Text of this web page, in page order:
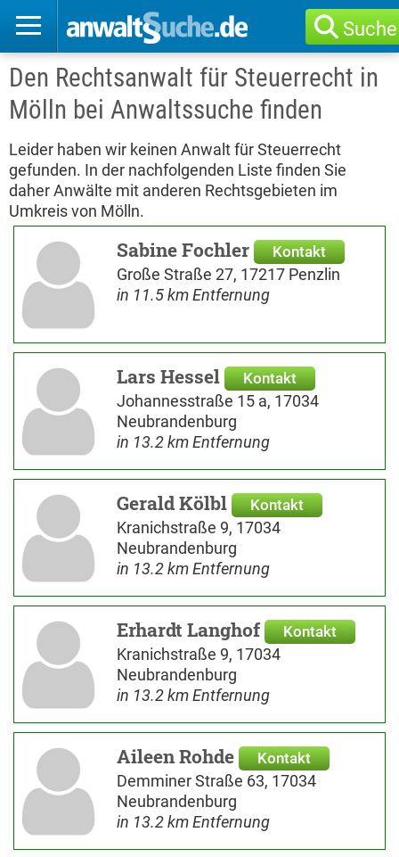
Suche
Den Rechtsanwalt für Steuerrecht in
Mölln bei Anwaltssuche finden
Leider haben wir keinen Anwalt für Steuerrecht
gefunden. In der nachfolgenden Liste finden Sie
daher Anwälte mit anderen Rechtsgebieten im
Umkreis von Mölln.
Sabine Fochler Kontakt
Große Straße 27, 17217 Penzlin
in 11.5 km Entfernung
Lars Hessel Kontakt
Johannesstraße 15 a, 17034
Neubrandenburg
in 13.2 km Entfernung
Gerald Kölbl Kontakt
Kranichstraße 9, 17034
Neubrandenburg
in 13.2 km Entfernung
Erhardt Langhof Kontakt
Kranichstraße 9, 17034
Neubrandenburg
in 13.2 km Entfernung
Aileen Rohde Kontakt
Demminer Straße 63, 17034
Neubrandenburg
in 13.2 km Entfernung